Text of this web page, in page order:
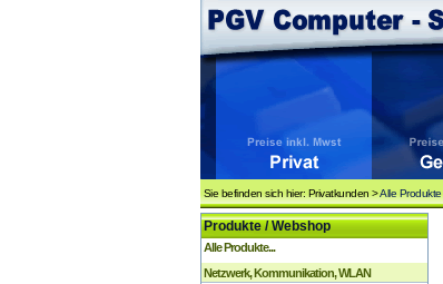
Sie befinden sich hier: Privatkunden >Alle Produkte
Produkte / Webshop
Alle Produkte...
Netzwerk, Kommunikation, WLAN